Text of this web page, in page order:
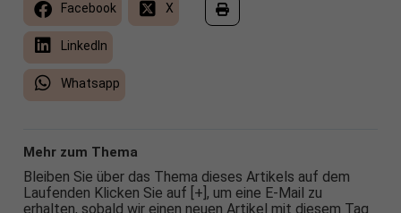
Facebook X
LinkedIn
Whatsapp
Mehr zum Thema
Bleiben Sie über das Thema dieses Artikels auf dem
Laufenden Klicken Sie auf [+], um eine E-Mail zu
erhalten, sobald wir einen neuen Artikel mit diesem Tag